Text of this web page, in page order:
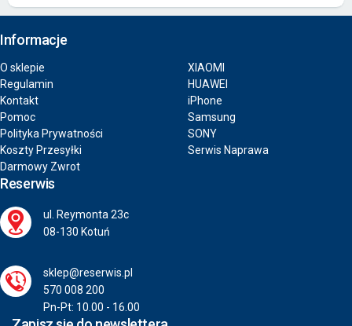
Informacje
O sklepie
Regulamin
Kontakt
Pomoc
Polityka Prywatności
Koszty Przesyłki
Darmowy Zwrot
XIAOMI
HUAWEI
iPhone
Samsung
SONY
Serwis Naprawa
Reserwis
ul. Reymonta 23c
08-130 Kotuń
sklep@reserwis.pl
570 008 200
Pn-Pt: 10.00 - 16.00